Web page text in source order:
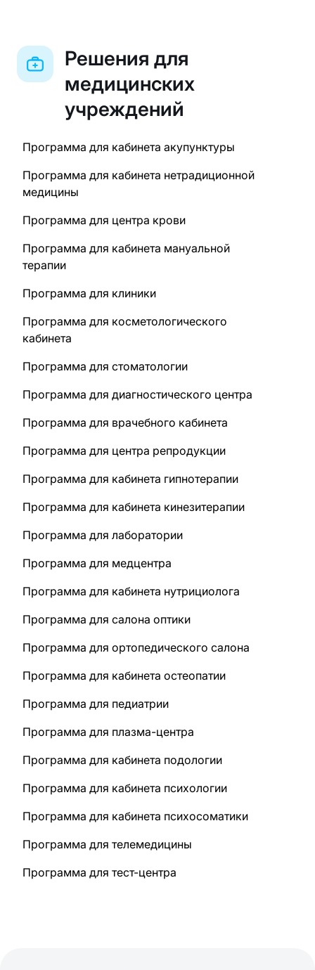
Решения для
медицинских
учреждений
Программа для кабинета акупунктуры
Программа для кабинета нетрадиционной
медицины
Программа для центра крови
Программа для кабинета мануальной
терапии
Программа для клиники
Программа для косметологического
кабинета
Программа для стоматологии
Программа для диагностического центра
Программа для врачебного кабинета
Программа для центра репродукции
Программа для кабинета гипнотерапии
Программа для кабинета кинезитерапии
Программа для лаборатории
Программа для медцентра
Программа для кабинета нутрициолога
Программа для салона оптики
Программа для ортопедического салона
Программа для кабинета остеопатии
Программа для педиатрии
Программа для плазма-центра
Программа для кабинета подологии
Программа для кабинета психологии
Программа для кабинета психосоматики
Программа для телемедицины
Программа для тест-центра